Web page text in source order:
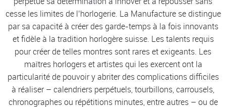
cesse les limites de l’horlogerie. La Manufacture se distingue
par sa capacité à créer des garde-temps à la fois innovants
et fidèle à la tradition horlogère suisse. Les talents requis
pour créer de telles montres sont rares et exigeants. Les
maîtres horlogers et artistes qui les exercent ont la
particularité de pouvoir y abriter des complications difficiles
à réaliser – calendriers perpétuels, tourbillons, carrousels,
chronographes ou répétitions minutes, entre autres – ou de